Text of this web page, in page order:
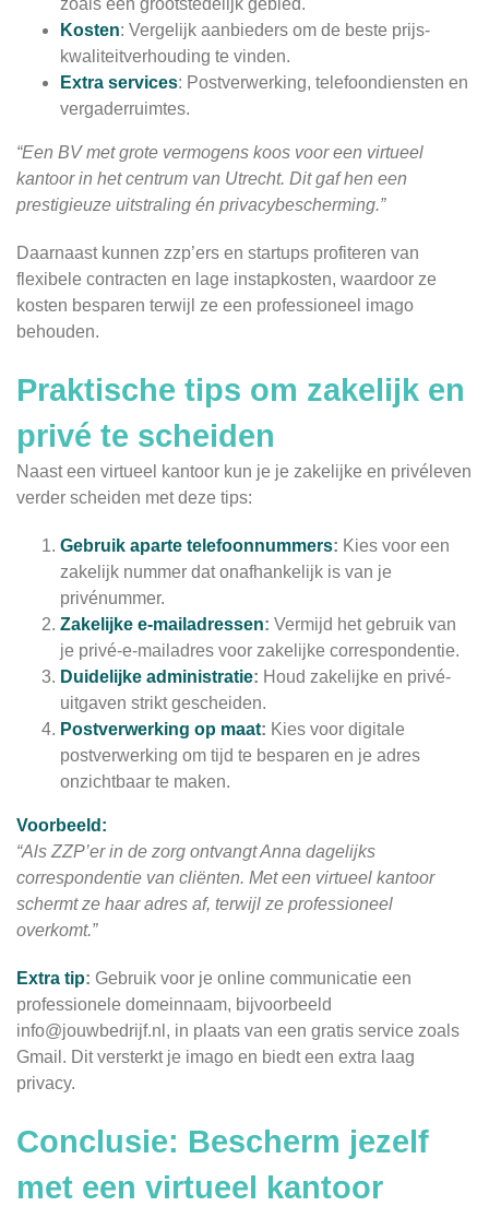
Kosten: Vergelijk aanbieders om de beste prijs-
kwaliteitverhouding te vinden.
Extra services: Postverwerking, telefoondiensten en
vergaderruimtes.
“Een BV met grote vermogens koos voor een virtueel
kantoor in het centrum van Utrecht. Dit gaf hen een
prestigieuze uitstraling én privacybescherming.”
Daarnaast kunnen zzp’ers en startups profiteren van
flexibele contracten en lage instapkosten, waardoor ze
kosten besparen terwijl ze een professioneel imago
behouden.
Praktische tips om zakelijk en
privé te scheiden
Naast een virtueel kantoor kun je je zakelijke en privéleven
verder scheiden met deze tips:
Gebruik aparte telefoonnummers: Kies voor een
zakelijk nummer dat onafhankelijk is van je
privénummer.
Zakelijke e-mailadressen: Vermijd het gebruik van
je privé-e-mailadres voor zakelijke correspondentie.
Duidelijke administratie: Houd zakelijke en privé-
uitgaven strikt gescheiden.
Postverwerking op maat: Kies voor digitale
postverwerking om tijd te besparen en je adres
onzichtbaar te maken.
Voorbeeld:
“Als ZZP’er in de zorg ontvangt Anna dagelijks
correspondentie van cliënten. Met een virtueel kantoor
schermt ze haar adres af, terwijl ze professioneel
overkomt.”
Extra tip: Gebruik voor je online communicatie een
professionele domeinnaam, bijvoorbeeld
info@jouwbedrijf.nl , in plaats van een gratis service zoals
Gmail. Dit versterkt je imago en biedt een extra laag
privacy.
Conclusie: Bescherm jezelf
met een virtueel kantoor